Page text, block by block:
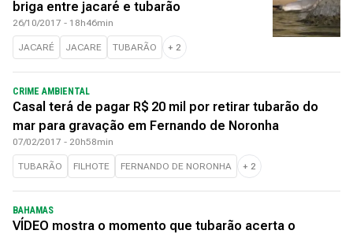
briga entre jacaré e tubarão
26/10/2017 - 18h46min
JACARÉ JACARE TUBARÃO + 2
CRIME AMBIENTAL
Casal terá de pagar R$ 20 mil por retirar tubarão do
mar para gravação em Fernando de Noronha
07/02/2017 - 20h58min
TUBARÃO FILHOTE FERNANDO DE NORONHA + 2
BAHAMAS
VÍDEO mostra o momento que tubarão acerta o